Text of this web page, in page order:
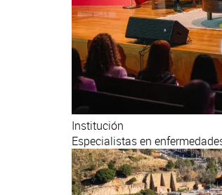
Institución
Especialistas en